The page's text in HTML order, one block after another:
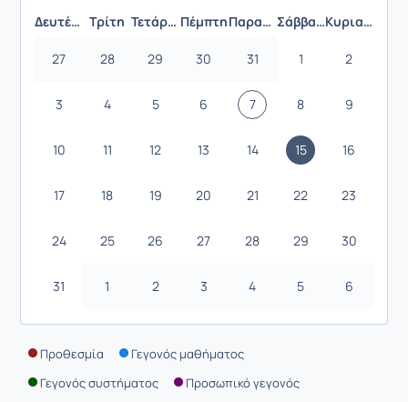
Δευτέρα Τρίτη Τετάρτη Πέμπτη Παρασκευή Σάββατο Κυριακή
27 28 29 30 31 1 2
3 4 5 6 7 8 9
10 11 12 13 14 15 16
17 18 19 20 21 22 23
24 25 26 27 28 29 30
31 1 2 3 4 5 6
Προθεσμία
Γεγονός μαθήματος
Γεγονός συστήματος
Προσωπικό γεγονός